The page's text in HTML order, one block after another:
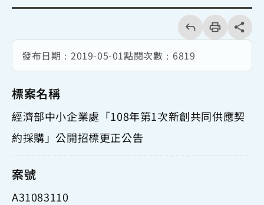
回
上
一
頁
列
印
share分享
發布日期： 2019-05-01點閱次數： 6819
標案名稱
經濟部中小企業處「108年第1次新創共同供應契
約採購」公開招標更正公告
案號
A31083110